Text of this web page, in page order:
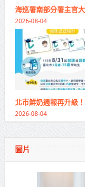
海巡署南部分署主官
2026-08-04
北市鮮奶週報再升級
2026-08-04
圖片